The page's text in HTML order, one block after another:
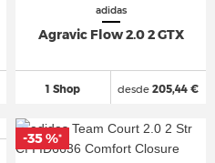
adidas
Agravic Flow 2.0 2 GTX
1 Shop desde 205,44 €
-35 %*